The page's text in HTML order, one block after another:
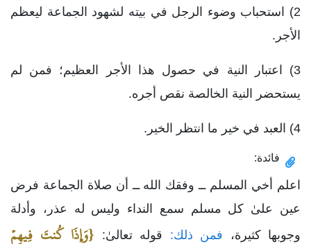
2) استحباب وضوء الرجل في بيته لشهود الجماعة ليعظم
الأجر.
3) اعتبار النية في حصول هذا الأجر العظيم؛ فمن لم
يستحضر النية الخالصة نقص أجره.
4) العبد في خير ما انتظر الخير.
فائدة:
اعلم أخي المسلم ــ وفقك الله ــ أن صلاة الجماعة فرض
عين علىٰ كل مسلم سمع النداء وليس له عذر، وأدلة
وجوبها كثيرة،
فمن ذلك: قوله تعالىٰ: {وَإِذَا كُنتَ فِيهِمۡ